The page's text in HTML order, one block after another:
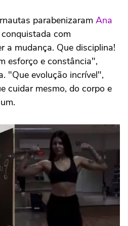
parabenizaram Ana
com
a mudança. Que disciplina!
esforço e constância",
"Que evolução incrível",
cuidar mesmo, do corpo e